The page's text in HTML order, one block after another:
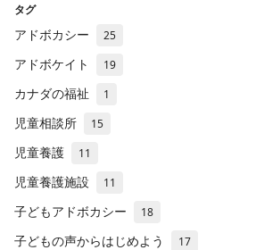
タグ
アドボカシー 25
アドボケイト 19
カナダの福祉 1
児童相談所 15
児童養護 11
児童養護施設 11
子どもアドボカシー 18
子どもの声からはじめよう 17